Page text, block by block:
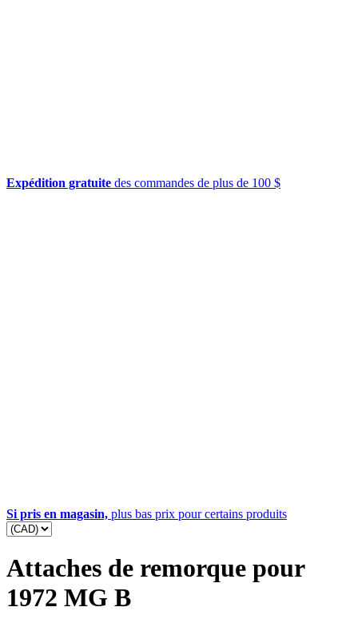
Expédition gratuite des commandes de plus de 100 $
Si pris en magasin, plus bas prix pour certains produits
Attaches de remorque pour
1972 MG B